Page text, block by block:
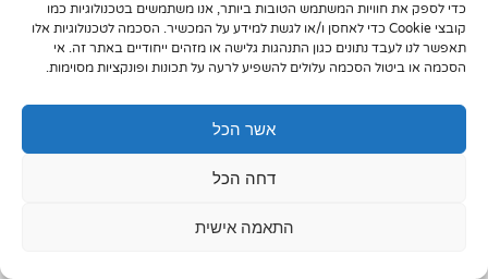
כדי לספק את חוויות המשתמש הטובות ביותר, אנו משתמשים בטכנולוגיות כמו
קובצי Cookie כדי לאחסן ו/או לגשת למידע על המכשיר. הסכמה לטכנולוגיות אלו
תאפשר לנו לעבד נתונים כגון התנהגות גלישה או מזהים ייחודיים באתר זה. אי
הסכמה או ביטול הסכמה עלולים להשפיע לרעה על תכונות ופונקציות מסוימות.
אשר הכל
דחה הכל
התאמה אישית
073-7028000
הפלד 7, חולון
info@extra.co.il